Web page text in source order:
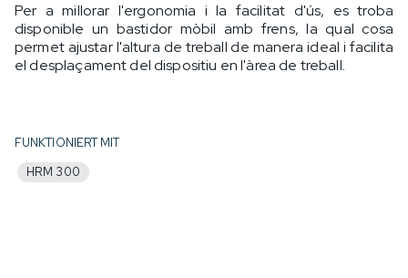
Per a millorar l'ergonomia i la facilitat d'ús, es troba
disponible un bastidor mòbil amb frens, la qual cosa
permet ajustar l'altura de treball de manera ideal i facilita
el desplaçament del dispositiu en l'àrea de treball.
FUNKTIONIERT MIT
HRM 300